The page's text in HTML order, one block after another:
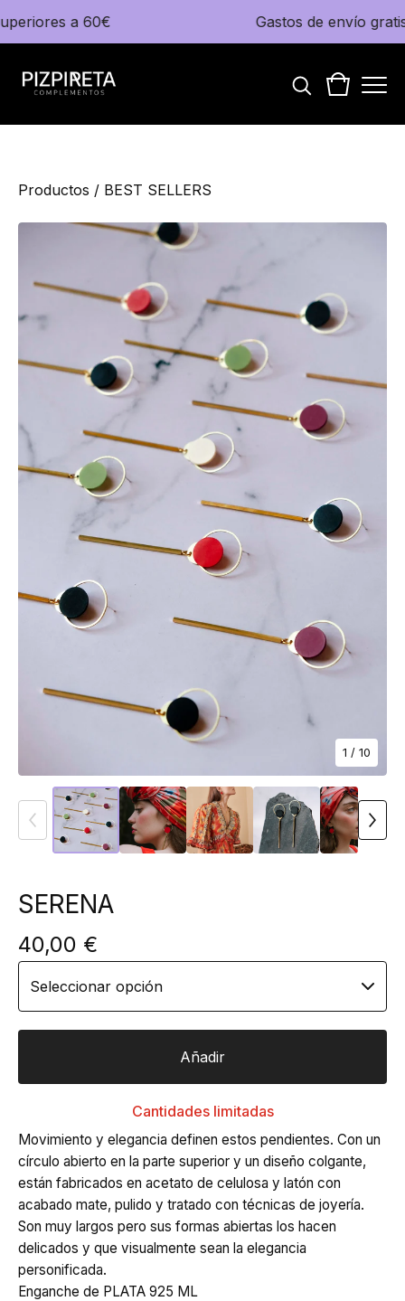
a 60€ Gastos de envío
Productos / BEST SELLERS
1 / 10
SERENA
40,00 €
Añadir
Cantidades limitadas
Movimiento y elegancia definen estos pendientes. Con un
círculo abierto en la parte superior y un diseño colgante,
están fabricados en acetato de celulosa y latón con
acabado mate, pulido y tratado con técnicas de joyería.
Son muy largos pero sus formas abiertas los hacen
delicados y que visualmente sean la elegancia
personificada.
Enganche de PLATA 925 ML